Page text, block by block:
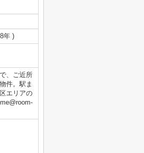
年 )
、ご近所
件。駅ま
エリアの